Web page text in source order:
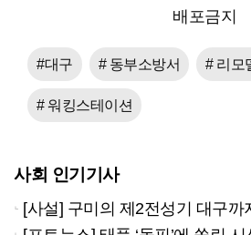
배포금지
#대구 # 동부소방서 # 리모
# 워킹스테이션
사회 인기기사
[사설] 구미의 제2전성기 대구까